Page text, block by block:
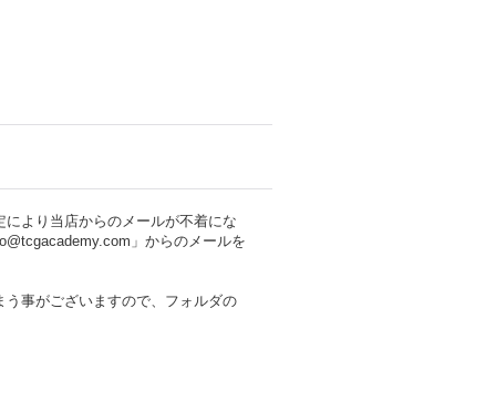
より当店からのメールが不着にな
」からのメールを
事がございますので、フォルダの